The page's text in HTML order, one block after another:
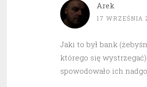
Arek
17 WRZEŚNIA
Jaki to był bank
którego się
spowodowało ich